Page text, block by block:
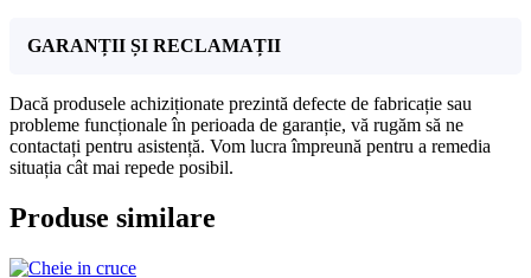
GARANȚII ȘI RECLAMAȚII
Dacă produsele achiziționate prezintă defecte de fabricație sau
probleme funcționale în perioada de garanție, vă rugăm să ne
contactați pentru asistență. Vom lucra împreună pentru a remedia
situația cât mai repede posibil.
Produse similare